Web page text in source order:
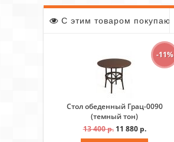
С этим товаром покупают
-11%
Стол обеденный Грац-0090
(темный тон)
13 400 р. 11 880 р.